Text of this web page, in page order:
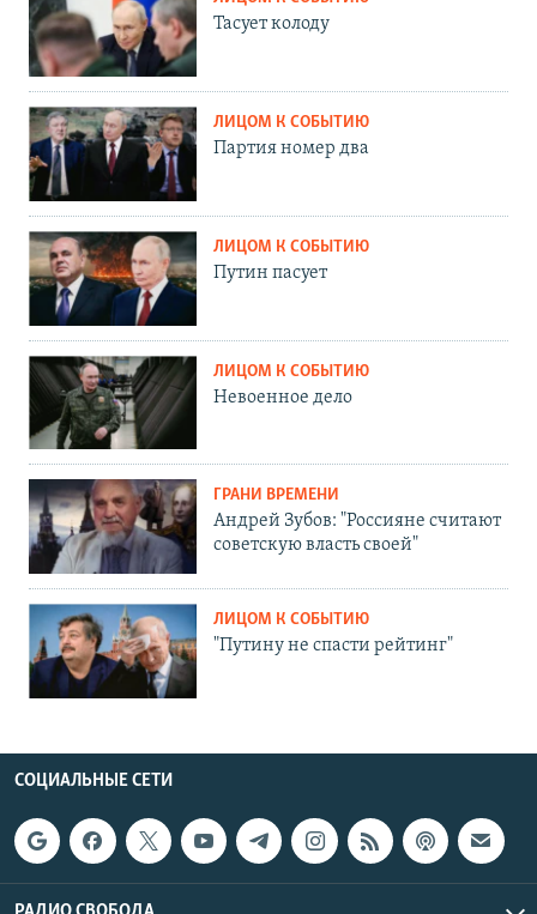
Тасует колоду
ЛИЦОМ К СОБЫТИЮ
Партия номер два
ЛИЦОМ К СОБЫТИЮ
Путин пасует
ЛИЦОМ К СОБЫТИЮ
Невоенное дело
ГРАНИ ВРЕМЕНИ
Андрей Зубов: "Россияне считают
советскую власть своей"
ЛИЦОМ К СОБЫТИЮ
"Путину не спасти рейтинг"
СОЦИАЛЬНЫЕ СЕТИ